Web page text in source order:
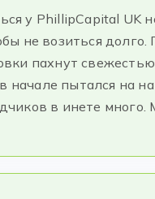
у PhillipCapital UK
не возиться
пахнут
начале пытался на
в инете